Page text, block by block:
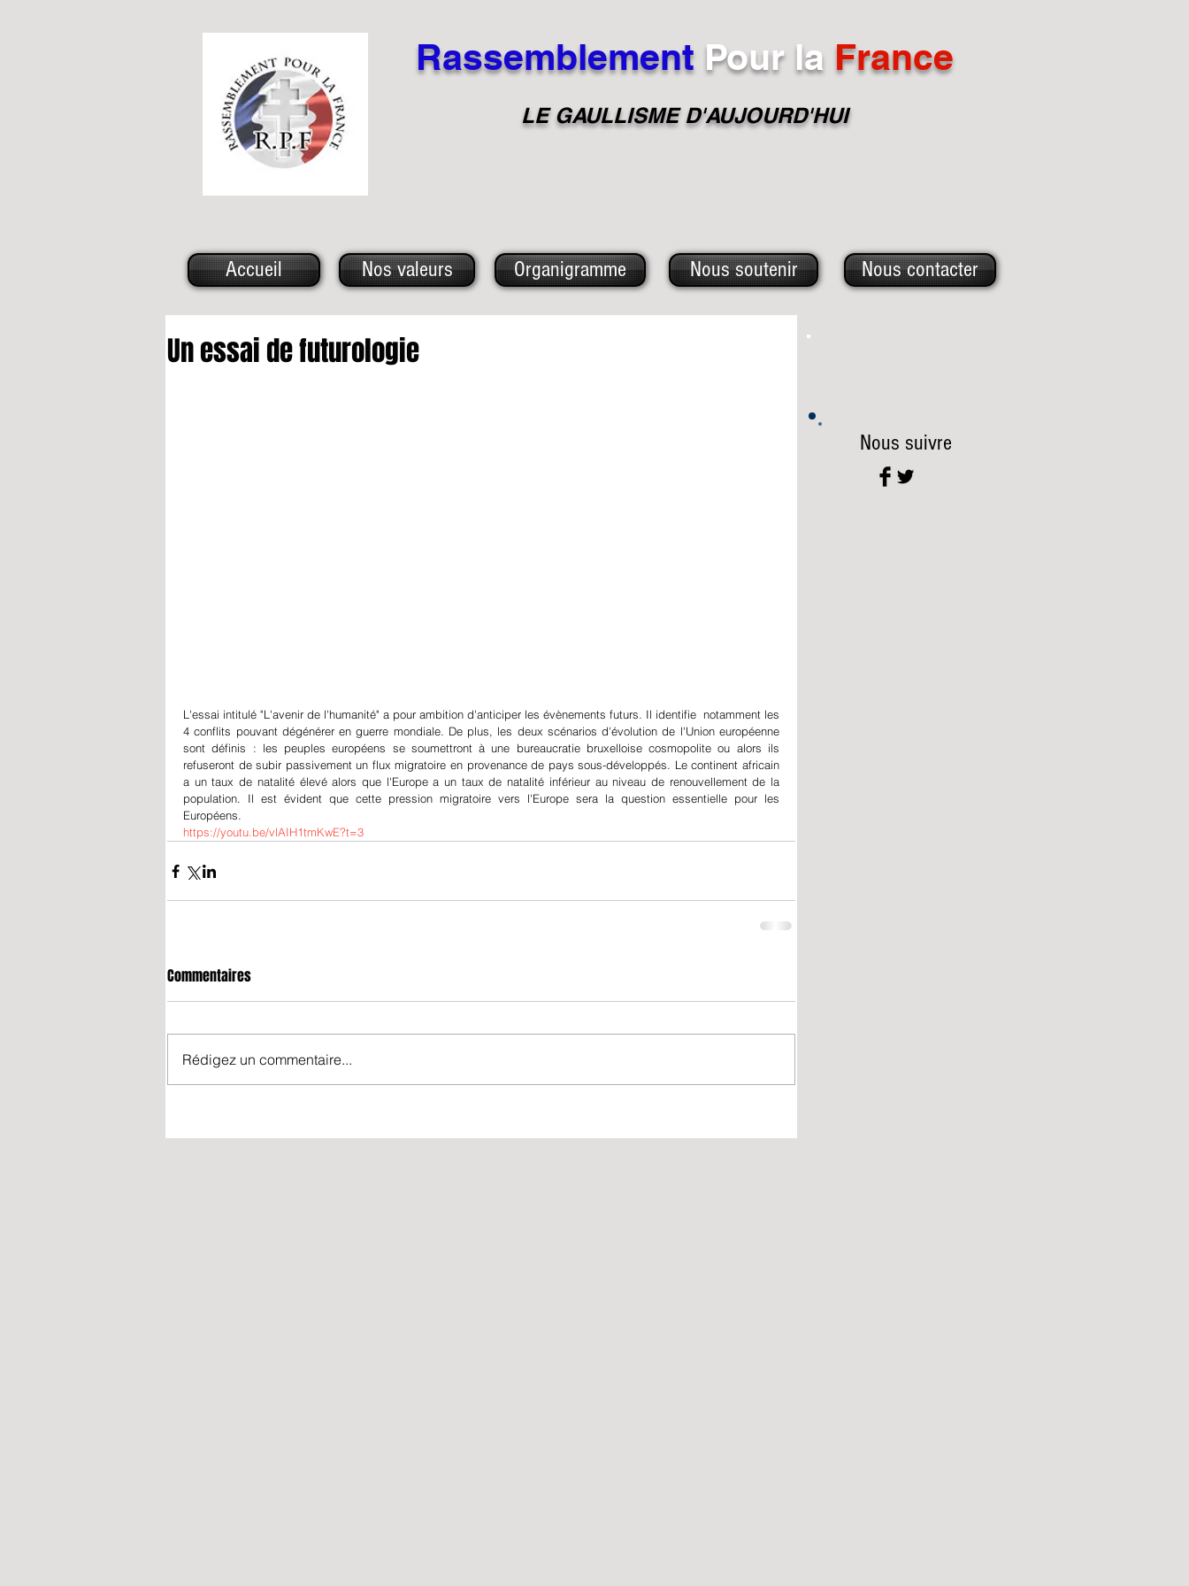
Rassemblement Pour la France
LE GAULLISME D'AUJOURD'HUI
Accueil Nos valeurs Organigramme Nous soutenir Nous contacter
Un essai de futurologie
L'essai intitulé "L'avenir de l'humanité" a pour ambition d'anticiper les évènements futurs. Il identifie  notamment les
4 conflits pouvant dégénérer en guerre mondiale. De plus, les deux scénarios d'évolution de l'Union européenne
sont définis : les peuples européens se soumettront à une bureaucratie bruxelloise cosmopolite ou alors ils
refuseront de subir passivement un flux migratoire en provenance de pays sous-développés. Le continent africain
a un taux de natalité élevé alors que l'Europe a un taux de natalité inférieur au niveau de renouvellement de la
population. Il est évident que cette pression migratoire vers l'Europe sera la question essentielle pour les
Européens.
https://youtu.be/vlAIH1tmKwE?t=3
Commentaires
Rédigez un commentaire...
Nous suivre